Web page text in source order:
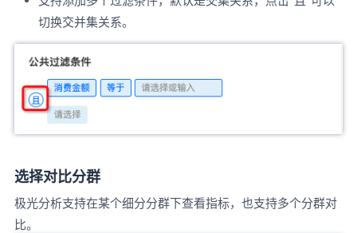
切换交并集关系。
选择对比分群
极光分析支持在某个细分分群下查看指标，也支持多个分群对
比。